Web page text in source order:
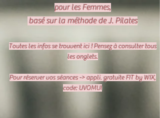
pour les Femmes,
basé sur la méthode de J. Pilates
​Toutes les infos se trouvent ici ! Pensez à consulter tous
les onglets.
Pour réserver vos séances -> appli. gratuite FIT by WIX,
code: UVOMUI